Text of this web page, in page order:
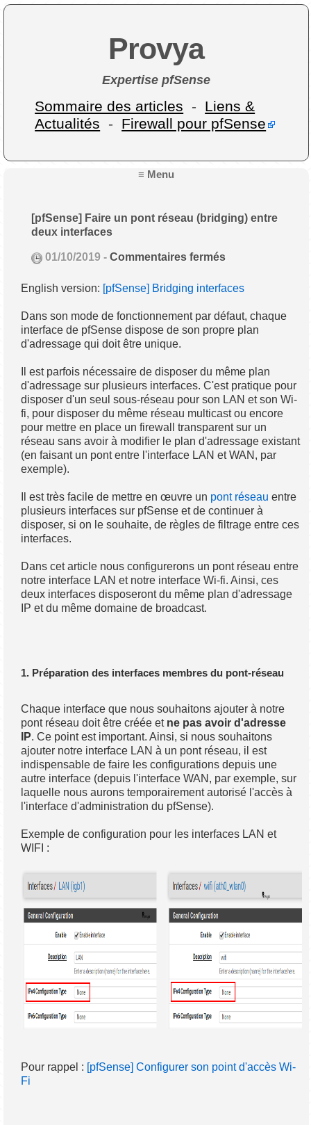
Provya
Expertise pfSense
Sommaire des articles - Liens &
Actualités - Firewall pour pfSense
≡ Menu
[pfSense] Faire un pont réseau (bridging) entre
deux interfaces
01/10/2019 -Commentaires fermés
English version: [pfSense] Bridging interfaces
Dans son mode de fonctionnement par défaut, chaque
interface de pfSense dispose de son propre plan
d'adressage qui doit être unique.
Il est parfois nécessaire de disposer du même plan
d'adressage sur plusieurs interfaces. C'est pratique pour
disposer d'un seul sous-réseau pour son LAN et son Wi-
fi, pour disposer du même réseau multicast ou encore
pour mettre en place un firewall transparent sur un
réseau sans avoir à modifier le plan d'adressage existant
(en faisant un pont entre l'interface LAN et WAN, par
exemple).
Il est très facile de mettre en œuvre un pont réseau entre
plusieurs interfaces sur pfSense et de continuer à
disposer, si on le souhaite, de règles de filtrage entre ces
interfaces.
Dans cet article nous configurerons un pont réseau entre
notre interface LAN et notre interface Wi-fi. Ainsi, ces
deux interfaces disposeront du même plan d'adressage
IP et du même domaine de broadcast.
1. Préparation des interfaces membres du pont-réseau
Chaque interface que nous souhaitons ajouter à notre
pont réseau doit être créée et ne pas avoir d'adresse
IP. Ce point est important. Ainsi, si nous souhaitons
ajouter notre interface LAN à un pont réseau, il est
indispensable de faire les configurations depuis une
autre interface (depuis l'interface WAN, par exemple, sur
laquelle nous aurons temporairement autorisé l'accès à
l'interface d'administration du pfSense).
Exemple de configuration pour les interfaces LAN et
WIFI :
Pour rappel : [pfSense] Configurer son point d'accès Wi-
Fi